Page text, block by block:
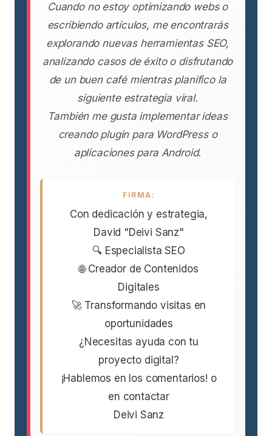
Cuando no estoy optimizando webs o
escribiendo artículos, me encontrarás
explorando nuevas herramientas SEO,
analizando casos de éxito o disfrutando
de un buen café mientras planifico la
siguiente estrategia viral.
También me gusta implementar ideas
creando plugin para WordPress o
aplicaciones para Android.
FIRMA:
Con dedicación y estrategia,
David "Deivi Sanz"
🔍 Especialista SEO
🌐 Creador de Contenidos
Digitales
🚀 Transformando visitas en
oportunidades
¿Necesitas ayuda con tu
proyecto digital?
¡Hablemos en los comentarios! o
en contactar
Deivi Sanz